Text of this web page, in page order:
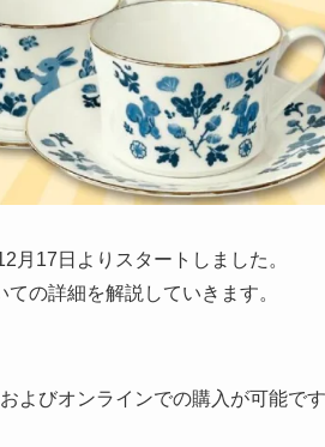
月17日よりスタートしました。
の詳細を解説していきます。
よびオンラインでの購入が可能です